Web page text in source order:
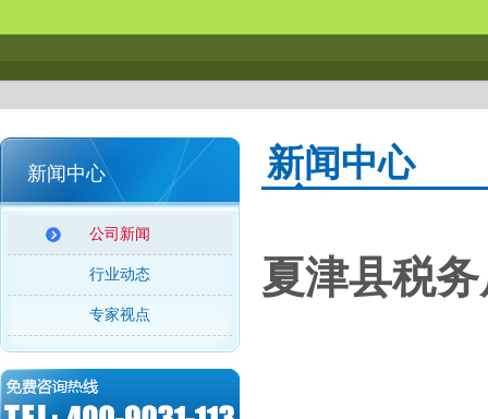
新闻中心
公司新闻
行业动态
专家视点
新闻中心
夏津县税